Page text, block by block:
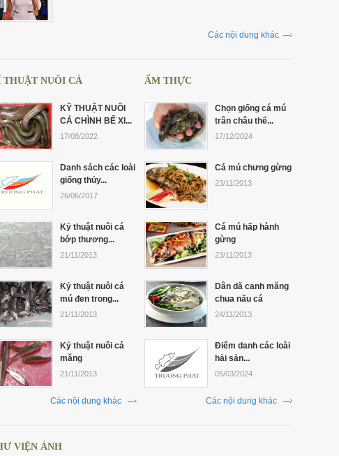
Các nội dung khác
THUẬT NUÔI CÁ
KỸ THUẬT NUÔI
CÁ CHÌNH BỂ XI...
17/08/2022
Danh sách các loài
giống thủy...
26/06/2017
Kỷ thuật nuôi cá
bớp thương...
21/11/2013
Kỷ thuật nuôi cá
mú đen trong...
21/11/2013
Kỷ thuật nuôi cá
măng
21/11/2013
Các nội dung khác
ẨM THỰC
Chọn giống cá mú
trân châu thế...
17/12/2024
Cá mú chưng gừng
23/11/2013
Cá mú hấp hành
gừng
23/11/2013
Dân dã canh măng
chua nấu cá
24/11/2013
Điểm danh các loài
hải sản...
05/03/2024
Các nội dung khác
VIỆN ẢNH